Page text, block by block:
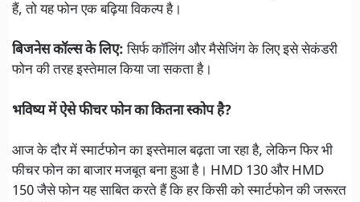
हैं, तो यह फोन एक बढ़िया विकल्प है।
बिजनेस कॉल्स के लिए:सिर्फ कॉलिंग और मैसेजिंग के लिए इसे सेकंडरी
फोन की तरह इस्तेमाल किया जा सकता है।
भविष्य में ऐसे फीचर फोन का कितना स्कोप है?
आज के दौर में स्मार्टफोन का इस्तेमाल बढ़ता जा रहा है, लेकिन फिर भी
फीचर फोन का बाजार मजबूत बना हुआ है। HMD 130 और HMD
150 जैसे फोन यह साबित करते हैं कि हर किसी को स्मार्टफोन की जरूरत